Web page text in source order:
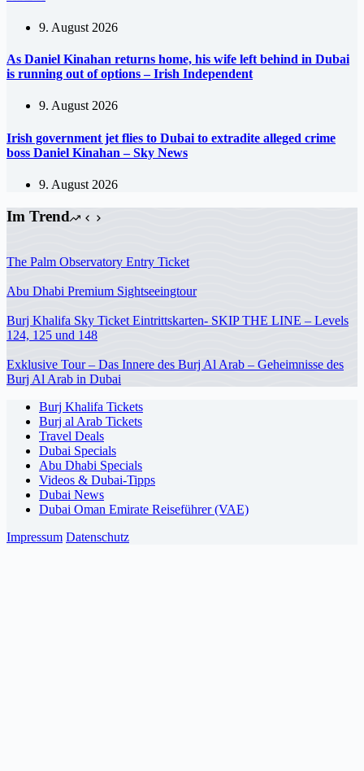
9. August 2026
As Daniel Kinahan returns home, his wife left behind in Dubai
is running out of options – Irish Independent
9. August 2026
Irish government jet flies to Dubai to extradite alleged crime
boss Daniel Kinahan – Sky News
9. August 2026
Im Trend
The Palm Observatory Entry Ticket
Abu Dhabi Premium Sightseeingtour
Burj Khalifa Sky Ticket Eintrittskarten- SKIP THE LINE – Levels
124, 125 und 148
Exklusive Tour – Das Innere des Burj Al Arab – Geheimnisse des
Burj Al Arab in Dubai
Burj Khalifa Tickets
Burj al Arab Tickets
Travel Deals
Dubai Specials
Abu Dhabi Specials
Videos & Dubai-Tipps
Dubai News
Dubai Oman Emirate Reiseführer (VAE)
Impressum Datenschutz